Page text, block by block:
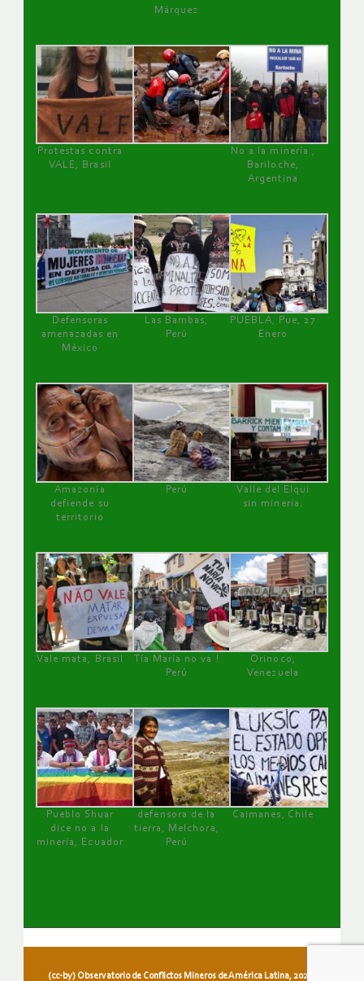
Márquez
Protestas contra
VALE, Brasil
No a la minería ,
Bariloche,
Argentina
Defensoras
amenazadas en
México
Las Bambas,
Perú
PUEBLA, Pue, 27
Enero
Amazonía
defiende su
territorio
Perú
Valle del Elqui
sin minería.
Vale mata, Brasil
Tía María no va !
Perú
Orinoco,
Venezuela
Pueblo Shuar
dice no a la
minería, Ecuador
defensora de la
tierra, Melchora,
Perú
Caimanes, Chile
(cc-by) Observatorio de Conflictos Mineros de América Latina, 2026